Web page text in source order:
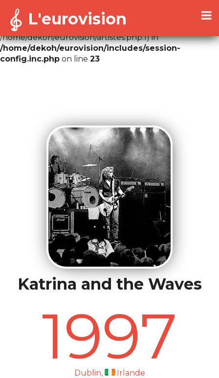
Warning
: Cannot modify header information - headers
already sent by (output started at
/home/dekoh/eurovision/artistes.php:1) in
/home/dekoh/eurovision/includes/session-
config.inc.php on line 23
L'eurovision
Katrina and the Waves
1997
Dublin, Irlande